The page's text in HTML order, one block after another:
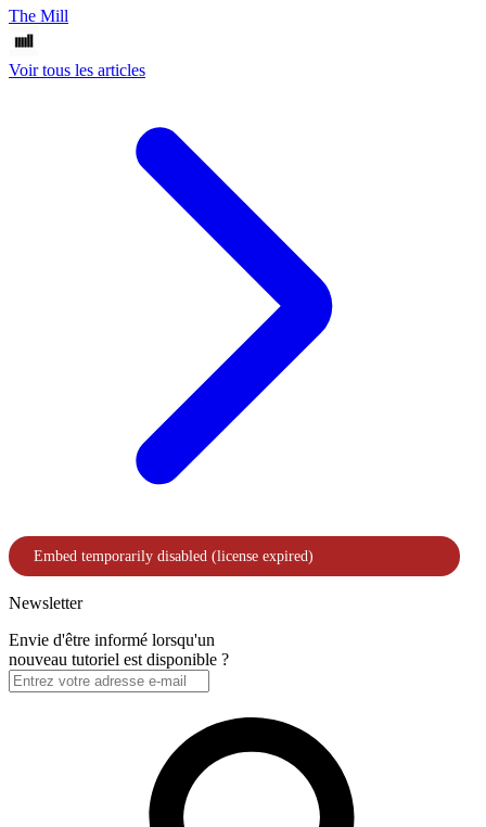
The Mill
Voir tous les articles
Newsletter
Envie d'être informé lorsqu'un
nouveau tutoriel est disponible ?